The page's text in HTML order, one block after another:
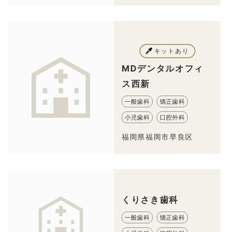
キットあり
MDデンタルオフィ
ス西新
一般歯科 矯正歯科
小児歯科 口腔外科
福岡県福岡市早良区
くりさき歯科
一般歯科 矯正歯科